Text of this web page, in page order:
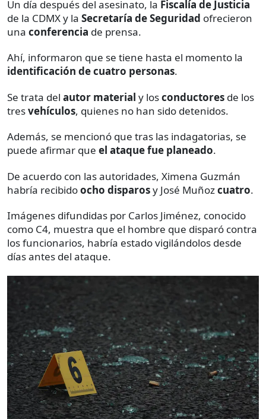
Un día después del asesinato, la Fiscalía de Justicia
de la CDMX y la Secretaría de Seguridad ofrecieron
una conferencia de prensa.
Ahí, informaron que se tiene hasta el momento la
identificación de cuatro personas.
Se trata del autor material y losconductores de los
tresvehículos, quienes no han sido detenidos.
Además, se mencionó que tras las indagatorias, se
puede afirmar que el ataque fue planeado.
De acuerdo con las autoridades, Ximena Guzmán
habría recibidoocho disparosy José Muñozcuatro.
Imágenes difundidas por Carlos Jiménez, conocido
como C4, muestra que el hombre que disparó contra
los funcionarios, habría estado vigilándolos desde
días antes del ataque.